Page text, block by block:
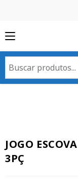
JOGO
3PÇ